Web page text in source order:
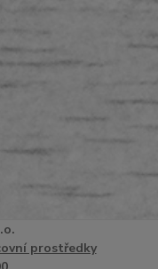
prostředky